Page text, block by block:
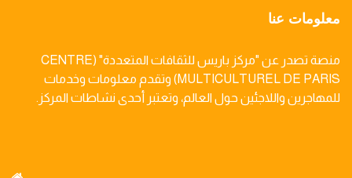
معلومات عنا
منصة تصدر عن "مركز باريس للثقافات المتعددة" (CENTRE
MULTICULTUREL DE PARIS) وتقدم معلومات وخدمات
للمهاجرين واللاجئين حول العالم، وتعتبر أحدى نشاطات المركز.